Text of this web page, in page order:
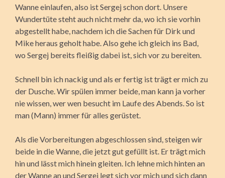
Wanne einlaufen, also ist Sergej schon dort. Unsere
Wundertüte steht auch nicht mehr da, wo ich sie vorhin
abgestellt habe, nachdem ich die Sachen für Dirk und
Mike heraus geholt habe. Also gehe ich gleich ins Bad,
wo Sergej bereits fleißig dabei ist, sich vor zu bereiten.
Schnell bin ich nackig und als er fertig ist trägt er mich zu
der Dusche. Wir spülen immer beide, man kann ja vorher
nie wissen, wer wen besucht im Laufe des Abends. So ist
man (Mann) immer für alles gerüstet.
Als die Vorbereitungen abgeschlossen sind, steigen wir
beide in die Wanne, die jetzt gut gefüllt ist. Er trägt mich
hin und lässt mich hinein gleiten. Ich lehne mich hinten an
der Wanne an und Sergej legt sich vor mich und sich dann